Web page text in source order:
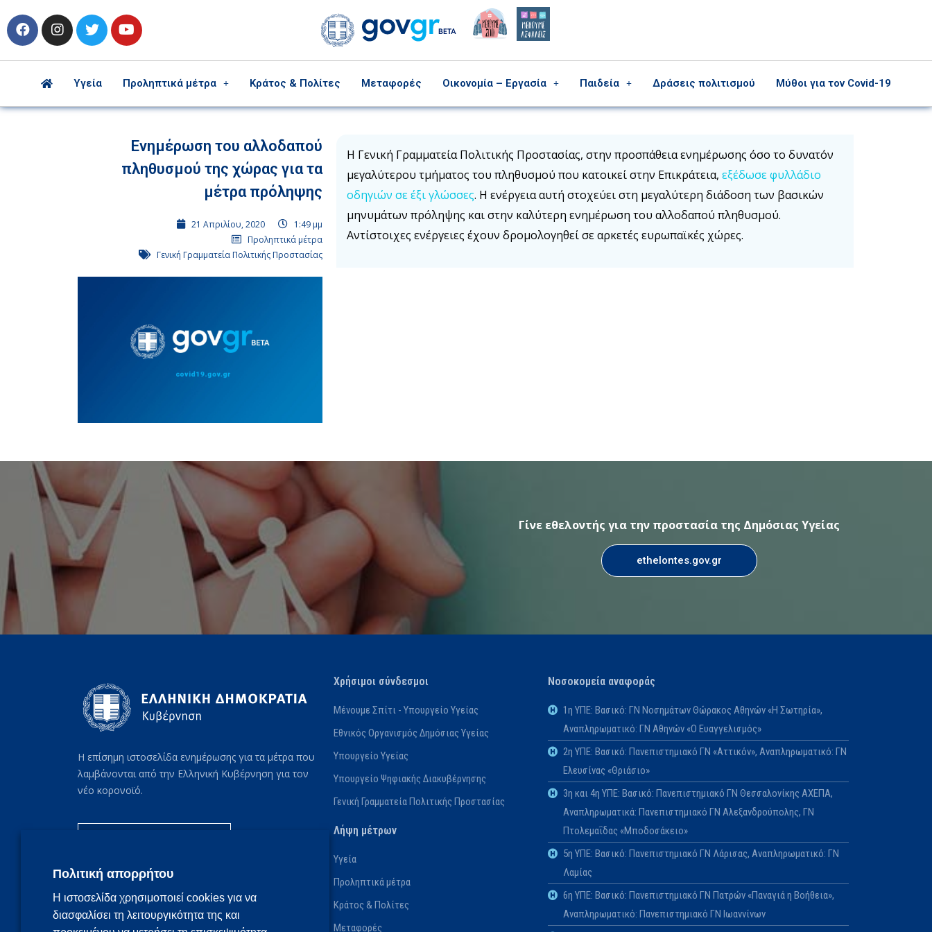
Υγεία Προληπτικά μέτρα Κράτος & Πολίτες Μεταφορές Οικονομία – Εργασία Παιδεία Δράσεις πολιτισμού Μύθοι για τον Covid-19
Ενημέρωση του αλλοδαπού
πληθυσμού της χώρας για τα
μέτρα πρόληψης
21 Απριλίου, 2020
1:49 μμ
Προληπτικά μέτρα
Γενική Γραμματεία Πολιτικής Προστασίας
Η Γενική Γραμματεία Πολιτικής Προστασίας, στην προσπάθεια ενημέρωσης όσο το δυνατόν
μεγαλύτερου τμήματος του πληθυσμού που κατοικεί στην Επικράτεια, εξέδωσε φυλλάδιο
οδηγιών σε έξι γλώσσες. Η ενέργεια αυτή στοχεύει στη μεγαλύτερη διάδοση των βασικών
μηνυμάτων πρόληψης και στην καλύτερη ενημέρωση του αλλοδαπού πληθυσμού.
Αντίστοιχες ενέργειες έχουν δρομολογηθεί σε αρκετές ευρωπαϊκές χώρες.
Γίνε εθελοντής για την προστασία της Δημόσιας Υγείας
ethelontes.gov.gr
Η επίσημη ιστοσελίδα ενημέρωσης για τα μέτρα που
λαμβάνονται από την Ελληνική Κυβέρνηση για τον
νέο κορονοϊό.
Χρήσιμοι σύνδεσμοι
Μένουμε Σπίτι - Υπουργείο Υγείας
Εθνικός Οργανισμός Δημόσιας Υγείας
Υπουργείο Υγείας
Υπουργείο Ψηφιακής Διακυβέρνησης
Γενική Γραμματεία Πολιτικής Προστασίας
Λήψη μέτρων
Υγεία
Προληπτικά μέτρα
Κράτος & Πολίτες
Μεταφορές
Νοσοκομεία αναφοράς
1η ΥΠΕ: Βασικό: ΓΝ Νοσημάτων Θώρακος Αθηνών «Η Σωτηρία»,
Αναπληρωματικό: ΓΝ Αθηνών «Ο Ευαγγελισμός»
2η ΥΠΕ: Βασικό: Πανεπιστημιακό ΓΝ «Αττικόν», Αναπληρωματικό: ΓΝ
Ελευσίνας «Θριάσιο»
3η και 4η ΥΠΕ: Βασικό: Πανεπιστημιακό ΓΝ Θεσσαλονίκης ΑΧΕΠΑ,
Αναπληρωματικά: Πανεπιστημιακό ΓΝ Αλεξανδρούπολης, ΓΝ
Πτολεμαΐδας «Μποδοσάκειο»
5η ΥΠΕ: Βασικό: Πανεπιστημιακό ΓΝ Λάρισας, Αναπληρωματικό: ΓΝ
Λαμίας
6η ΥΠΕ: Βασικό: Πανεπιστημιακό ΓΝ Πατρών «Παναγιά η Βοήθεια»,
Αναπληρωματικό: Πανεπιστημιακό ΓΝ Ιωαννίνων
Πολιτική απορρήτου
Η ιστοσελίδα χρησιμοποιεί cookies για να
διασφαλίσει τη λειτουργικότητα της και